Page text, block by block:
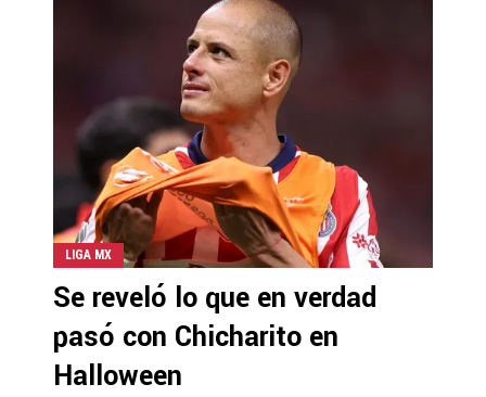
LIGA MX
Se reveló lo que en verdad
pasó con Chicharito en
Halloween